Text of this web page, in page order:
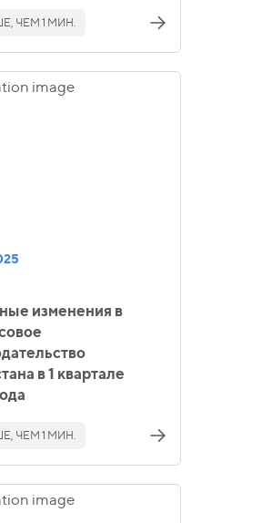
ЧЕМ 1 МИН.
изменения в
в 1 квартале
ЧЕМ 1 МИН.